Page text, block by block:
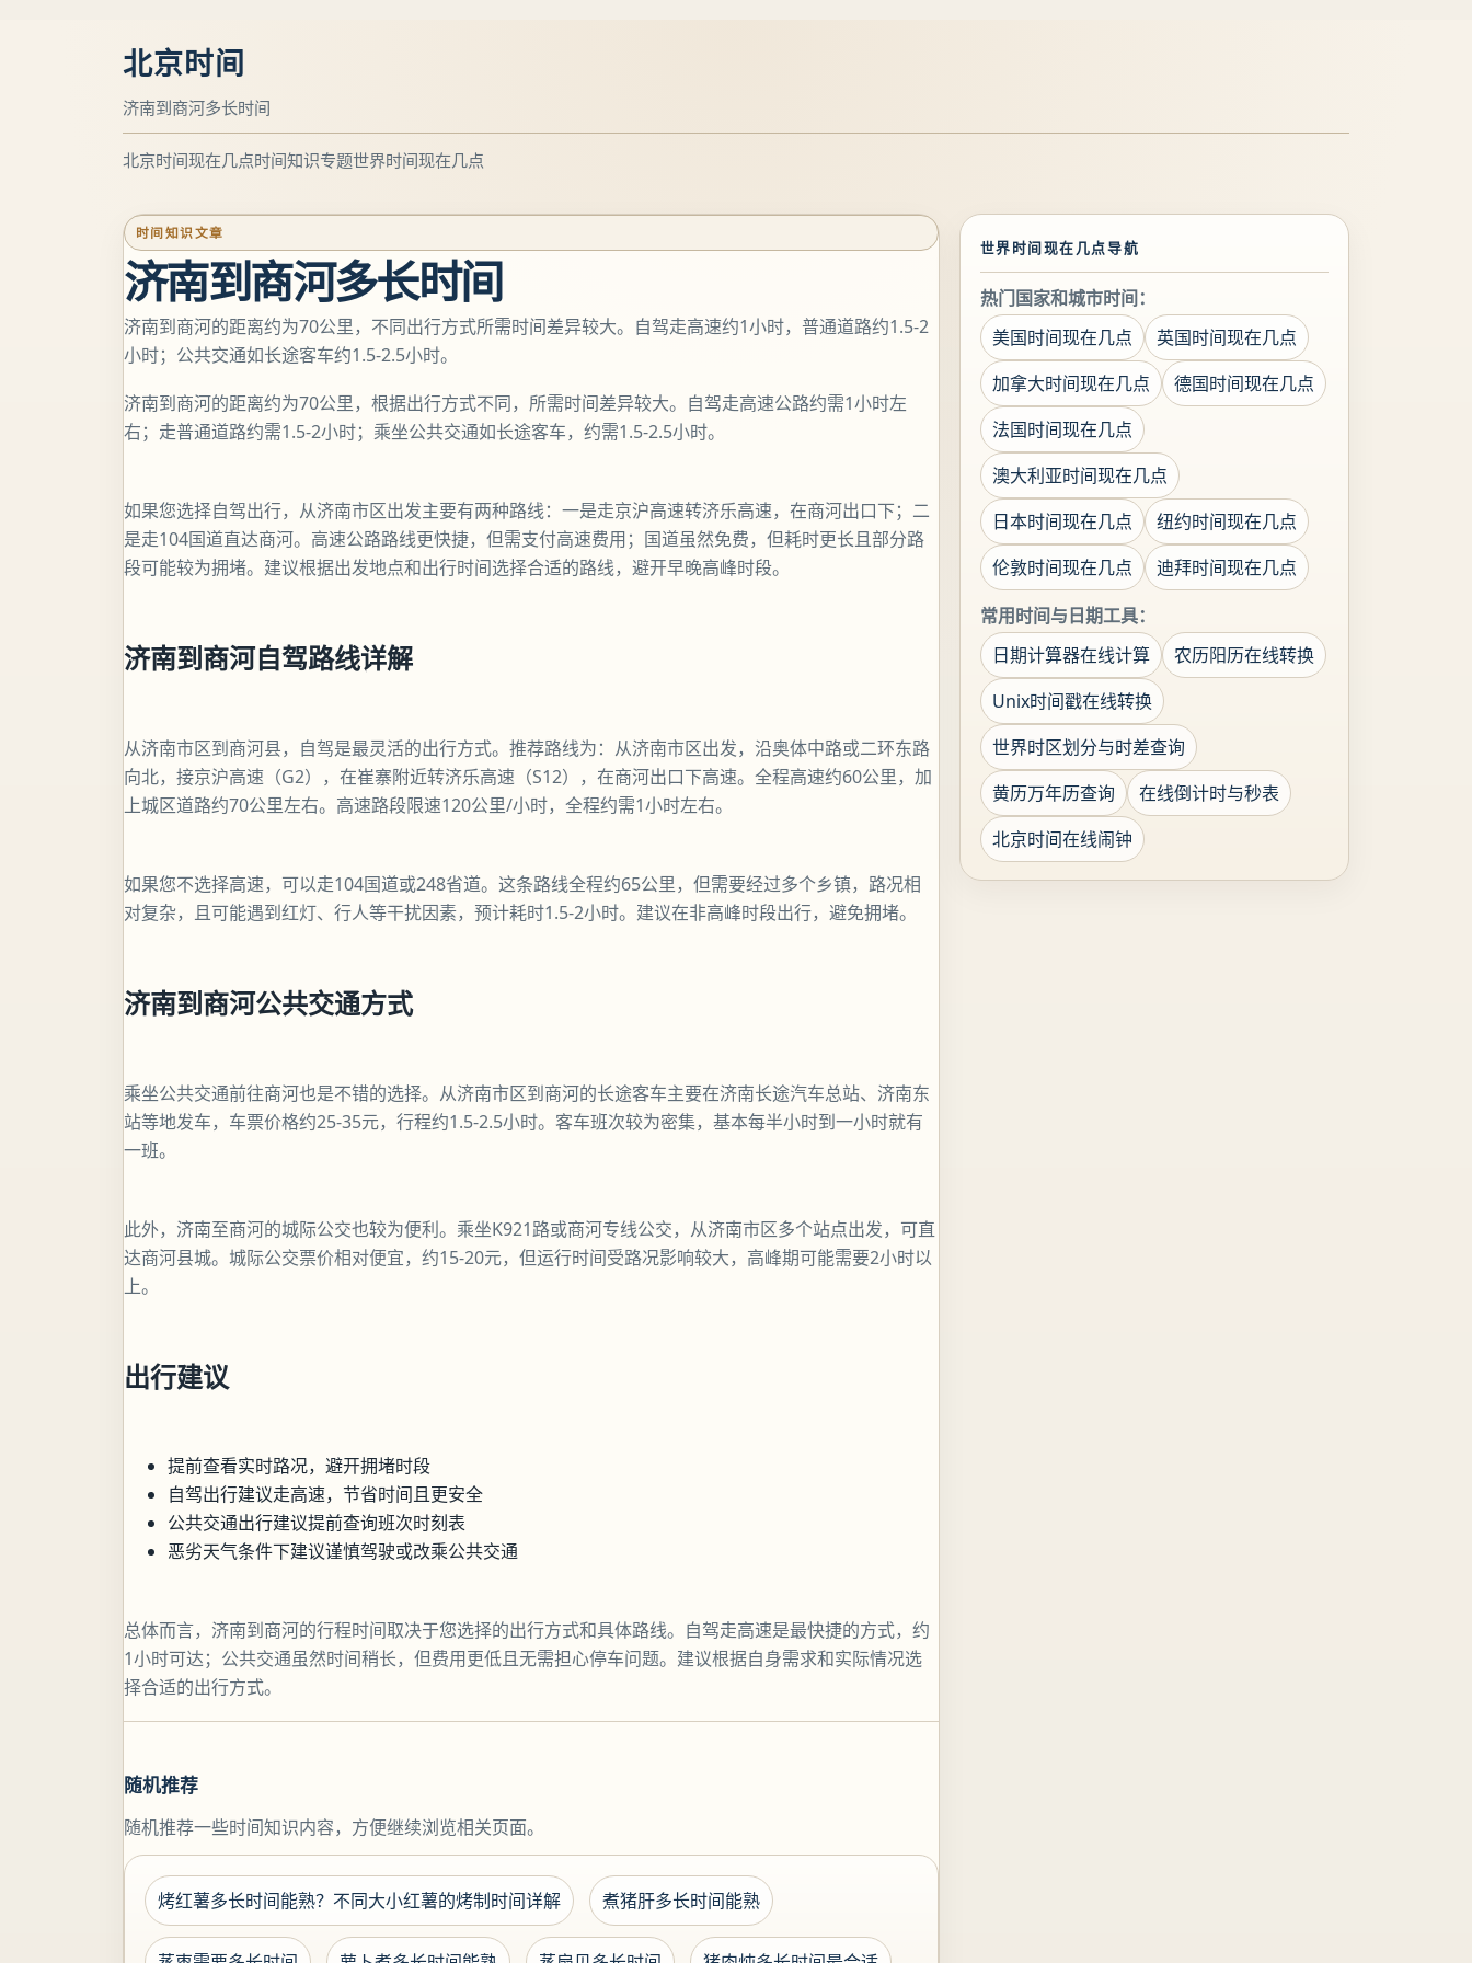
北京时间
济南到商河多长时间
北京时间现在几点时间知识专题世界时间现在几点
时间知识文章
济南到商河多长时间
济南到商河的距离约为70公里，不同出行方式所需时间差异较大。自驾走高速约1小时，普通道路约1.5-2
小时；公共交通如长途客车约1.5-2.5小时。
济南到商河的距离约为70公里，根据出行方式不同，所需时间差异较大。自驾走高速公路约需1小时左
右；走普通道路约需1.5-2小时；乘坐公共交通如长途客车，约需1.5-2.5小时。
如果您选择自驾出行，从济南市区出发主要有两种路线：一是走京沪高速转济乐高速，在商河出口下；二
是走104国道直达商河。高速公路路线更快捷，但需支付高速费用；国道虽然免费，但耗时更长且部分路
段可能较为拥堵。建议根据出发地点和出行时间选择合适的路线，避开早晚高峰时段。
济南到商河自驾路线详解
从济南市区到商河县，自驾是最灵活的出行方式。推荐路线为：从济南市区出发，沿奥体中路或二环东路
向北，接京沪高速（G2），在崔寨附近转济乐高速（S12），在商河出口下高速。全程高速约60公里，加
上城区道路约70公里左右。高速路段限速120公里/小时，全程约需1小时左右。
如果您不选择高速，可以走104国道或248省道。这条路线全程约65公里，但需要经过多个乡镇，路况相
对复杂，且可能遇到红灯、行人等干扰因素，预计耗时1.5-2小时。建议在非高峰时段出行，避免拥堵。
济南到商河公共交通方式
乘坐公共交通前往商河也是不错的选择。从济南市区到商河的长途客车主要在济南长途汽车总站、济南东
站等地发车，车票价格约25-35元，行程约1.5-2.5小时。客车班次较为密集，基本每半小时到一小时就有
一班。
此外，济南至商河的城际公交也较为便利。乘坐K921路或商河专线公交，从济南市区多个站点出发，可直
达商河县城。城际公交票价相对便宜，约15-20元，但运行时间受路况影响较大，高峰期可能需要2小时以
上。
出行建议
提前查看实时路况，避开拥堵时段
自驾出行建议走高速，节省时间且更安全
公共交通出行建议提前查询班次时刻表
恶劣天气条件下建议谨慎驾驶或改乘公共交通
总体而言，济南到商河的行程时间取决于您选择的出行方式和具体路线。自驾走高速是最快捷的方式，约
1小时可达；公共交通虽然时间稍长，但费用更低且无需担心停车问题。建议根据自身需求和实际情况选
择合适的出行方式。
随机推荐
随机推荐一些时间知识内容，方便继续浏览相关页面。
烤红薯多长时间能熟？不同大小红薯的烤制时间详解 煮猪肝多长时间能熟
世界时间现在几点导航
热门国家和城市时间：
美国时间现在几点
英国时间现在几点
加拿大时间现在几点
德国时间现在几点
法国时间现在几点
澳大利亚时间现在几点
日本时间现在几点
纽约时间现在几点
伦敦时间现在几点
迪拜时间现在几点
常用时间与日期工具：
日期计算器在线计算
农历阳历在线转换
Unix时间戳在线转换
世界时区划分与时差查询
黄历万年历查询
在线倒计时与秒表
北京时间在线闹钟